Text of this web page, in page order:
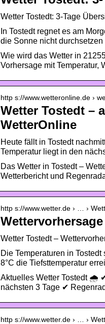
Wetter Tostedt: 3-Tage
In Tostedt regnet es am
die Sonne nicht
Wie wird das Wetter in
Vorhersage mit Temperatur,
http s://www.wetteronline.de ›
Wetter Tostedt –
WetterOnline
Heute fällt in Tostedt
Temperatur liegt in den
Das Wetter in Tostedt –
Wetterbericht und
http s://www.wetter.de › … ›
Wetter Tostedt –
Die Temperaturen in
8°C die Tiefsttemperatur
Aktuelles Wetter Tostedt 🌧️
nächsten 3 Tage ✔
http s://www.wetter.de › … ›